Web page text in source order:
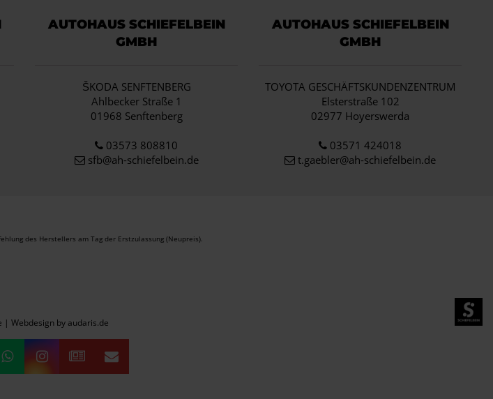
AUTOHAUS SCHIEFELBEIN
GMBH
ŠKODA SENFTENBERG
Ahlbecker Straße 1
01968 Senftenberg
03573 808810
sfb@ah-schiefelbein.de
AUTOHAUS SCHIEFELBEIN
GMBH
TOYOTA GESCHÄFTSKUNDENZENTRUM
Elsterstraße 102
02977 Hoyerswerda
03571 424018
t.gaebler@ah-schiefelbein.de
des Herstellers am Tag der Erstzulassung (Neupreis).
| Webdesign by audaris.de